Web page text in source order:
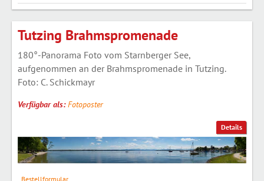
Details
Tutzing Brahmspromenade
180°-Panorama Foto vom Starnberger See,
aufgenommen an der Brahmspromenade in Tutzing.
Foto: C. Schickmayr
Verfügbar als:Fotoposter
Bestellformular